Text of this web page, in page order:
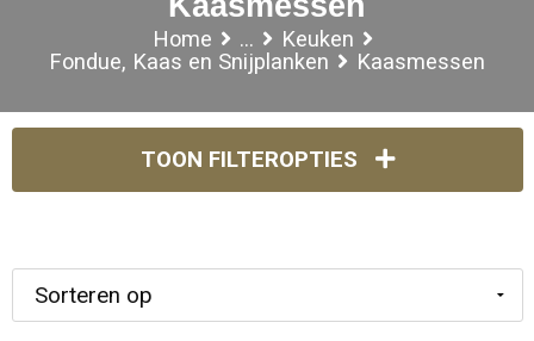
Home ...
Keuken
Fondue, Kaas en Snijplanken
Kaasmessen
TOON FILTEROPTIES